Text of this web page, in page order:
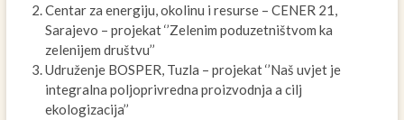
Centar za energiju, okolinu i resurse – CENER 21,
Sarajevo – projekat ‘’Zelenim poduzetništvom ka
zelenijem društvu’’
Udruženje BOSPER, Tuzla – projekat ‘’Naš uvjet je
integralna poljoprivredna proizvodnja a cilj
ekologizacija’’